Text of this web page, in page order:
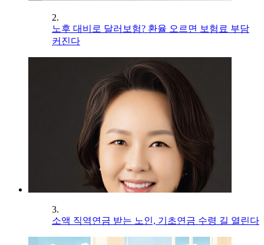
2.
노후 대비로 달러보험? 환율 오르면 보험료 부담
커진다
3.
소액 직역연금 받는 노인, 기초연금 수령 길 열린다